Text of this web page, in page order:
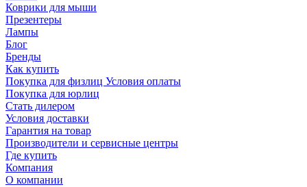
Коврики для мыши
Презентеры
Лампы
Блог
Бренды
Как купить
Покупка для физлиц Условия оплаты
Покупка для юрлиц
Стать дилером
Условия доставки
Гарантия на товар
Производители и сервисные центры
Где купить
Компания
О компании